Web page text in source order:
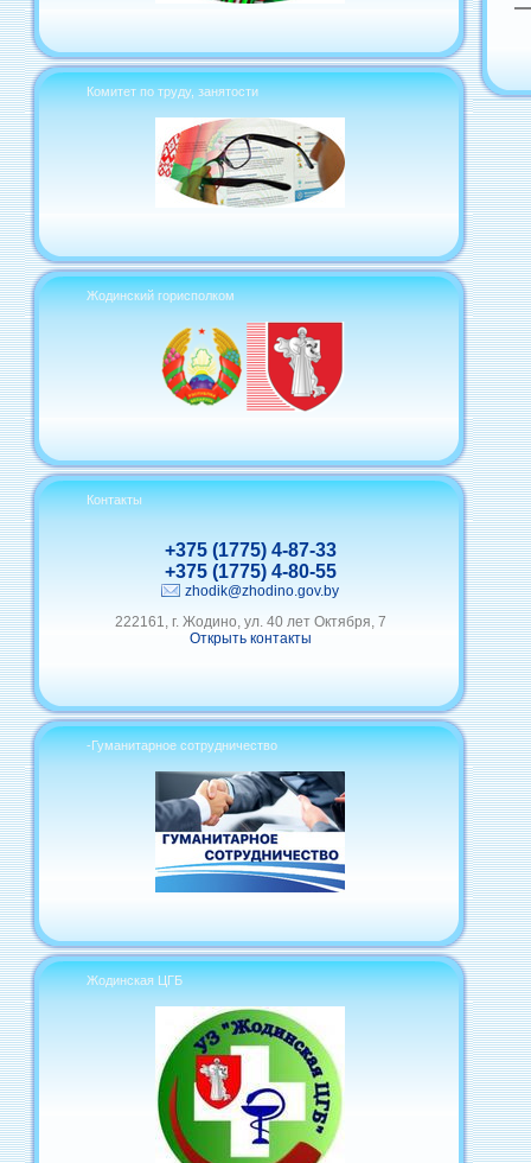
Комитет по труду, занятости
Жодинский горисполком
Контакты
+375 (1775) 4-87-33
+375 (1775) 4-80-55
zhodik@zhodino.gov.by
222161, г. Жодино, ул. 40 лет Октября, 7
Открыть контакты
-Гуманитарное сотрудничество
Жодинская ЦГБ